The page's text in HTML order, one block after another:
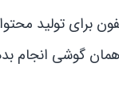
برای تولید
همان گوشی